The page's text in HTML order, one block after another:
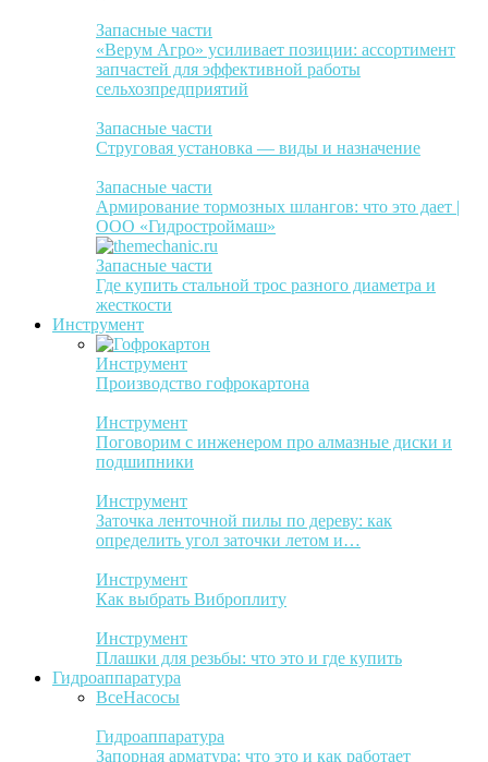
Запасные части
«Верум Агро» усиливает позиции: ассортимент
запчастей для эффективной работы
сельхозпредприятий
Запасные части
Струговая установка — виды и назначение
Запасные части
Армирование тормозных шлангов: что это дает |
ООО «Гидростроймаш»
Запасные части
Где купить стальной трос разного диаметра и
жесткости
Инструмент
Инструмент
Производство гофрокартона
Инструмент
Поговорим с инженером про алмазные диски и
подшипники
Инструмент
Заточка ленточной пилы по дереву: как
определить угол заточки летом и…
Инструмент
Как выбрать Виброплиту
Инструмент
Плашки для резьбы: что это и где купить
Гидроаппаратура
ВсеНасосы
Гидроаппаратура
Запорная арматура: что это и как работает